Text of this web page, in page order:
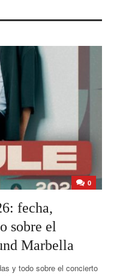
0
fecha,
sobre el
Marbella
y todo sobre el concierto